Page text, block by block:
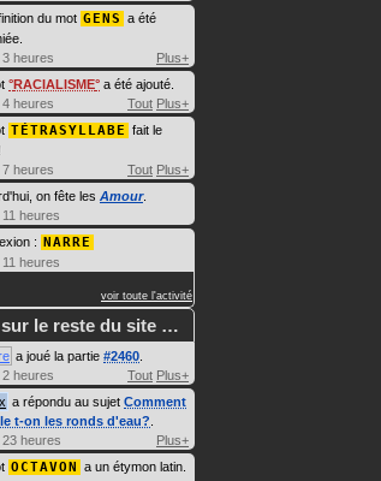
du mot GENS a été
3 heures
Plus+
RACIALISME a été ajouté.
4 heures
Tout Plus+
TÉTRASYLLABE fait le
7 heures
Tout Plus+
on fête les Amour.
11 heures
: NARRE
11 heures
voir toute l'activité
le reste du site …
a joué la partie #2460
2 heures
Tout Plus+
a répondu au sujet Comment
t-on les ronds d'eau?
23 heures
Plus+
OCTAVON a un étymon latin.